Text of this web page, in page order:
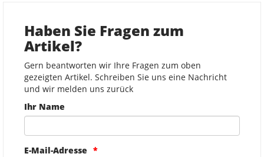
Haben Sie Fragen zum
Artikel?
Gern beantworten wir Ihre Fragen zum oben
gezeigten Artikel. Schreiben Sie uns eine Nachricht
und wir melden uns zurück
Ihr Name
E-Mail-Adresse